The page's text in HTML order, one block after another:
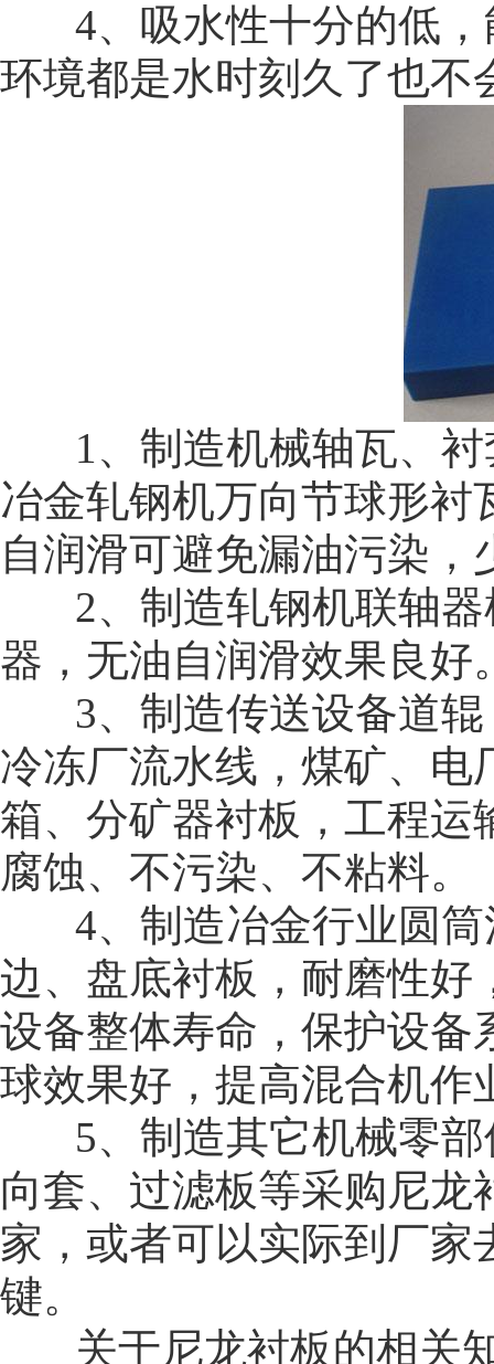
4、吸水性十分的低，
环境都是水时刻久了也不
1、制造机械轴瓦、衬
冶金轧钢机万向节球形
自润滑可避免漏油污染
2、制造轧钢机联轴器
器，无油自润滑效果良好
3、制造传送设备道辊
冷冻厂流水线，煤矿、电
箱、分矿器衬板，工程运
腐蚀、不污染、不粘料。
4、制造冶金行业圆筒
边、盘底衬板，耐磨性好
设备整体寿命，保护设备
球效果好，提高混合机作
5、制造其它机械零部
向套、过滤板等采购尼
家，或者可以实际到厂
键。
关于尼龙衬板的相关